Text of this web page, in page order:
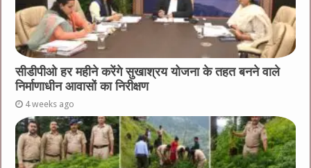
सीडीपीओ हर महीने करेंगे सुखाश्रय योजना के तहत बनने वाले
निर्माणाधीन आवासों का निरीक्षण
4 weeks ago